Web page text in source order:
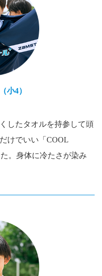
小4）
したタオルを持参して頭
けでいい「COOL
。身体に冷たさが染み